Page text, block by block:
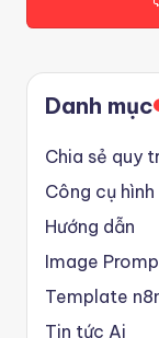
Danh mục
Chia sẻ quy
Công cụ hình
Hướng dẫn
Image
Template
Tin tức Ai